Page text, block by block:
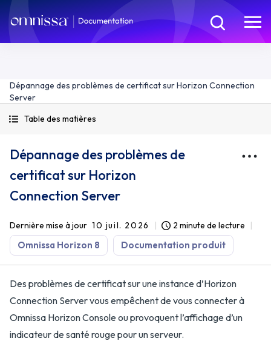
Dépannage des problèmes de certificat sur Horizon Connection
Server
Table des matières
Dépannage des problèmes de
certificat sur Horizon
Connection Server
Dernière mise à jour 10 juil. 2026 2 minute de lecture
Omnissa Horizon 8 Documentation produit
Des problèmes de certificat sur une instance d’Horizon
Connection Server vous empêchent de vous connecter à
Omnissa Horizon Console ou provoquent l’affichage d’un
indicateur de santé rouge pour un serveur.